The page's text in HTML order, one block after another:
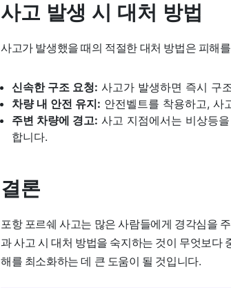
사고 발생 시 대처 방법
사고가 발생했을 때의 적절한 대처 방법은 피해
신속한 구조 요청: 사고가 발생하면 즉시 구
차량 내 안전 유지: 안전벨트를 착용하고, 사
주변 차량에 경고: 사고 지점에서는 비상등
합니다.
결론
포항 포르쉐 사고는 많은 사람들에게 경각심을
과 사고 시 대처 방법을 숙지하는 것이 무엇보다
해를 최소화하는 데 큰 도움이 될 것입니다.